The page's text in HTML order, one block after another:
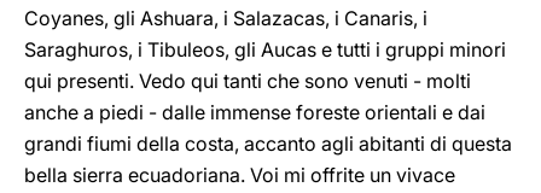
Coyanes, gli Ashuara, i Salazacas, i Canaris, i
Saraghuros, i Tibuleos, gli Aucas e tutti i gruppi minori
qui presenti. Vedo qui tanti che sono venuti - molti
anche a piedi - dalle immense foreste orientali e dai
grandi fiumi della costa, accanto agli abitanti di questa
bella sierra ecuadoriana. Voi mi offrite un vivace